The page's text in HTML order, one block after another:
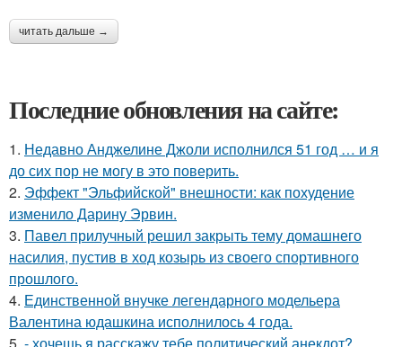
читать дальше →
Последние обновления на сайте:
1. Недавно Анджелине Джоли исполнился 51 год … и я
до сих пор не могу в это поверить.
2. Эффект "Эльфийской" внешности: как похудение
изменило Дарину Эрвин.
3. Павел прилучный решил закрыть тему домашнего
насилия, пустив в ход козырь из своего спортивного
прошлого.
4. Единственной внучке легендарного модельера
Валентина юдашкина исполнилось 4 года.